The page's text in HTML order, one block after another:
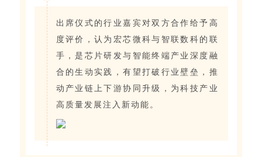
出席仪式的行业嘉宾对双方合作给予高
度评价，认为宏芯微科与智联数科的联
手，是芯片研发与智能终端产业深度融
合的生动实践，有望打破行业壁垒，推
动产业链上下游协同升级，为科技产业
高质量发展注入新动能。